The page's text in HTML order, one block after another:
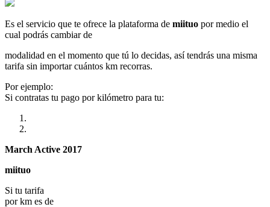
Es el servicio que te ofrece la plataforma de miituo por medio el
cual podrás cambiar de
modalidad en el momento que tú lo decidas, así tendrás una misma
tarifa sin importar cuántos km recorras.
Por ejemplo:
Si contratas tu pago por kilómetro para tu:
March Active 2017
miituo
Si tu tarifa
por km es de